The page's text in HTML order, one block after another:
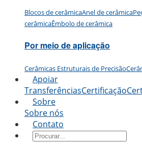
Blocos de cerâmicaAnel de cerâmica
cerâmicaÊmbolo de cerâmica
Por meio de aplicação
Cerâmicas Estruturais de Precisão
Apoiar
TransferênciasCertificação
Sobre
Sobre nós
Contato